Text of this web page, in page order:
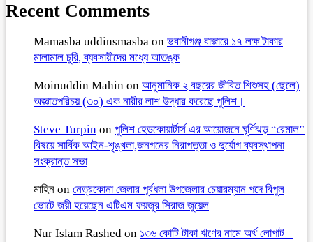
Recent Comments
Mamasba uddinsmasba on ভবানীগঞ্জ বাজারে ১৭ লক্ষ টাকার
মালামাল চুরি, ব্যবসায়ীদের মধ্যে আতঙ্ক
Moinuddin Mahin on আনুমানিক ২ বছরের জীবিত শিশুসহ (ছেলে)
অজ্ঞাতপরিচয় (৩০) এক নারীর লাশ উদ্ধার করেছে পুলিশ।
Steve Turpin on পুলিশ হেডকোয়ার্টার্স এর আয়োজনে ঘূর্ণিঝড় “রেমাল”
বিষয়ে সার্বিক আইন-শৃঙ্খলা,জনগনের নিরাপত্তা ও দুর্যোগ ব্যবস্থাপনা
সংক্রান্ত সভা
মাহিন on নেত্রকোনা জেলার পূর্বধলা উপজেলার চেয়ারম্যান পদে বিপুল
ভোটে জয়ী হয়েছেন এটিএম ফয়জুর সিরাজ জুয়েল
Nur Islam Rashed on ১৩৬ কোটি টাকা ঋণের নামে অর্থ লোপাট –